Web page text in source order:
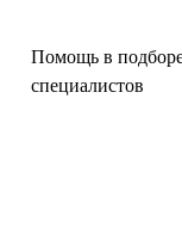
Помощь в
специалистов